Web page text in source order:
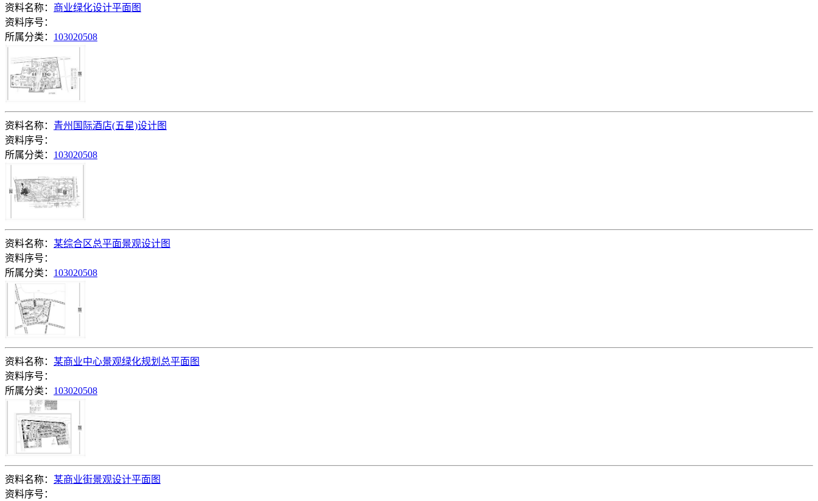
资料名称： 商业绿化设计平面图
资料序号：
所属分类： 103020508
资料名称： 青州国际酒店(五星)设计图
资料序号：
所属分类： 103020508
资料名称： 某综合区总平面景观设计图
资料序号：
所属分类： 103020508
资料名称： 某商业中心景观绿化规划总平面图
资料序号：
所属分类： 103020508
资料名称： 某商业街景观设计平面图
资料序号：